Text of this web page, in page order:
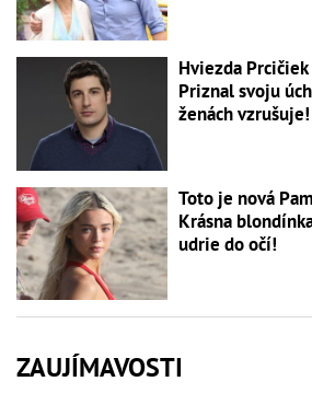
Hviezda
Priznal svoju
ženách vzrušuje!
Toto je nová
Krásna
udrie do očí!
ZAUJÍMAVOSTI